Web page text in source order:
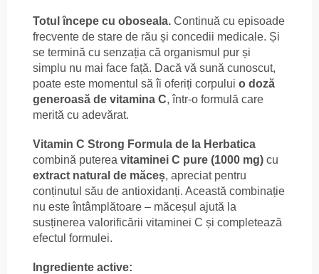
Totul începe cu oboseala. Continuă cu episoade
frecvente de stare de rău și concedii medicale. Și
se termină cu senzația că organismul pur și
simplu nu mai face față. Dacă vă sună cunoscut,
poate este momentul să îi oferiți corpului o doză
generoasă de vitamina C, într-o formulă care
merită cu adevărat.
Vitamin C Strong Formula de la Herbatica
combină puterea vitaminei C pure (1000 mg) cu
extract natural de măceș, apreciat pentru
conținutul său de antioxidanți. Această combinație
nu este întâmplătoare – măceșul ajută la
susținerea valorificării vitaminei C și completează
efectul formulei.
Ingrediente active: